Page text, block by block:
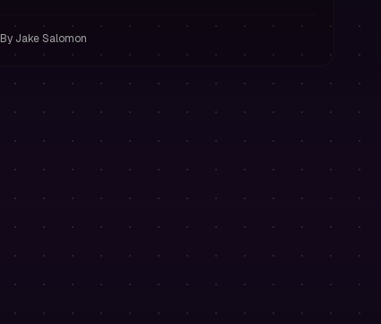
mécanique et une gestion des risques.
By Jake Salomon